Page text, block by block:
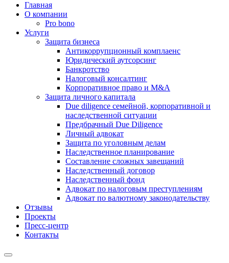
Главная
О компании
Pro bono
Услуги
Защита бизнеса
Антикоррупционный комплаенс
Юридический аутсорсинг
Банкротство
Налоговый консалтинг
Корпоративное право и M&A
Защита личного капитала
Due diligence семейной, корпоративной и
наследственной ситуации
Предбрачный Due Diligence
Личный адвокат
Защита по уголовным делам
Наследственное планирование
Составление сложных завещаний
Наследственный договор
Наследственный фонд
Адвокат по налоговым преступлениям
Адвокат по валютному законодательству
Отзывы
Проекты
Пресс-центр
Контакты